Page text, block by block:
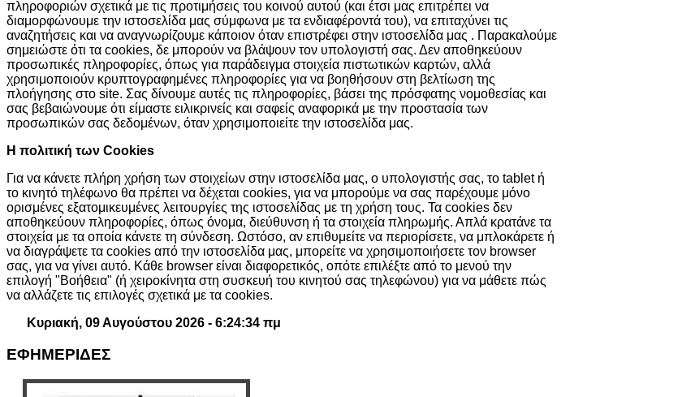
πληροφοριών σχετικά με τις προτιμήσεις του κοινού αυτού (και έτσι μας επιτρέπει να
διαμορφώνουμε την ιστοσελίδα μας σύμφωνα με τα ενδιαφέροντά του), να επιταχύνει τις
αναζητήσεις και να αναγνωρίζουμε κάποιον όταν επιστρέφει στην ιστοσελίδα μας . Παρακαλούμε
σημειώστε ότι τα cookies, δε μπορούν να βλάψουν τον υπολογιστή σας. Δεν αποθηκεύουν
προσωπικές πληροφορίες, όπως για παράδειγμα στοιχεία πιστωτικών καρτών, αλλά
χρησιμοποιούν κρυπτογραφημένες πληροφορίες για να βοηθήσουν στη βελτίωση της
πλοήγησης στο site. Σας δίνουμε αυτές τις πληροφορίες, βάσει της πρόσφατης νομοθεσίας και
σας βεβαιώνουμε ότι είμαστε ειλικρινείς και σαφείς αναφορικά με την προστασία των
προσωπικών σας δεδομένων, όταν χρησιμοποιείτε την ιστοσελίδα μας.
H πολιτική των Cookies
Για να κάνετε πλήρη χρήση των στοιχείων στην ιστοσελίδα μας, ο υπολογιστής σας, το tablet ή
το κινητό τηλέφωνο θα πρέπει να δέχεται cookies, για να μπορούμε να σας παρέχουμε μόνο
ορισμένες εξατομικευμένες λειτουργίες της ιστοσελίδας με τη χρήση τους. Τα cookies δεν
αποθηκεύουν πληροφορίες, όπως όνομα, διεύθυνση ή τα στοιχεία πληρωμής. Απλά κρατάνε τα
στοιχεία με τα οποία κάνετε τη σύνδεση. Ωστόσο, αν επιθυμείτε να περιορίσετε, να μπλοκάρετε ή
να διαγράψετε τα cookies από την ιστοσελίδα μας, μπορείτε να χρησιμοποιήσετε τον browser
σας, για να γίνει αυτό. Κάθε browser είναι διαφορετικός, οπότε επιλέξτε από το μενού την
επιλογή "Βοήθεια" (ή χειροκίνητα στη συσκευή του κινητού σας τηλεφώνου) για να μάθετε πώς
να αλλάζετε τις επιλογές σχετικά με τα cookies.
Κυριακή, 09 Αυγούστου 2026 - 6:24:35 πμ
ΕΦΗΜΕΡΙΔΕΣ